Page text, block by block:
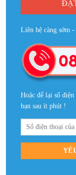
Liên hệ càng sớm
Hoặc để lại số
bạn sau ít phút !